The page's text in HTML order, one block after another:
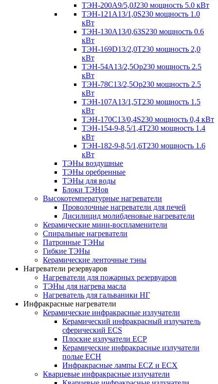
ТЭН-200А9/5,0J230 мощность 5.0 кВт
ТЭН-121А13/1,0S230 мощность 1.0
кВт
ТЭН-130А13/0,63S230 мощность 0.6
кВт
ТЭН-169D13/2,0T230 мощность 2,0
кВт
ТЭН-54А13/2,5Ор230 мощность 2.5
кВт
ТЭН-78С13/2,5Ор230 мощность 2.5
кВт
ТЭН-107А13/1,5Т230 мощность 1.5
кВт
ТЭН-170C13/0,4S230 мощность 0,4 кВт
ТЭН-154-9-8,5/1,4Т230 мощность 1.4
кВт
ТЭН-182-9-8,5/1,6Т230 мощность 1.6
кВт
ТЭНы воздушные
ТЭНы оребренные
ТЭНы для воды
Блоки ТЭНов
Высокотемпературные нагреватели
Проволочные нагреватели для печей
Дисилицид молибденовые нагреватели
Керамические мини-воспламенители
Спиральные нагреватели
Патронные ТЭНы
Гибкие ТЭНы
Керамические ленточные тэны
Нагреватели резервуаров
Нагреватели для пожарных резервуаров
ТЭНы для нагрева масла
Нагреватель для гальваники НГ
Инфракрасные нагреватели
Керамические инфракрасные излучатели
Керамический инфракрасный излучатель
сферический ECS
Плоские излучатели ECP
Керамические инфракрасные излучатели
полые ECH
Инфракрасные лампы ECZ и ECX
Кварцевые инфракрасные излучатели